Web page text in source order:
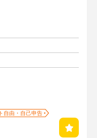
自由・自己申告